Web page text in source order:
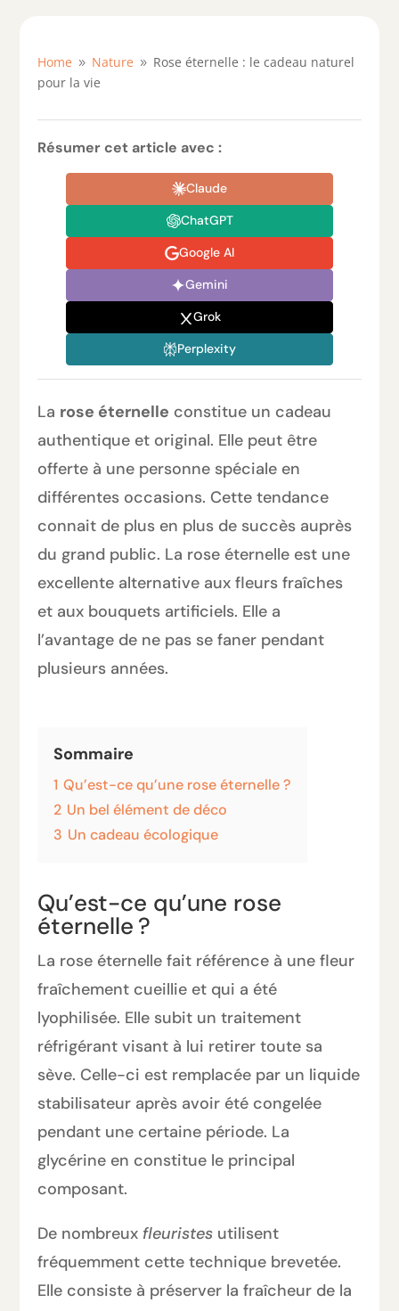
Home 9 Nature 9 Rose éternelle : le cadeau naturel
pour la vie
Résumer cet article avec :
Claude
ChatGPT
Google AI
Gemini
Grok
Perplexity
La rose éternelle constitue un cadeau
authentique et original. Elle peut être
offerte à une personne spéciale en
différentes occasions. Cette tendance
connait de plus en plus de succès auprès
du grand public. La rose éternelle est une
excellente alternative aux fleurs fraîches
et aux bouquets artificiels. Elle a
l’avantage de ne pas se faner pendant
plusieurs années.
Sommaire
1 Qu’est-ce qu’une rose éternelle ?
2 Un bel élément de déco
3 Un cadeau écologique
Qu’est-ce qu’une rose
éternelle ?
La rose éternelle fait référence à une fleur
fraîchement cueillie et qui a été
lyophilisée. Elle subit un traitement
réfrigérant visant à lui retirer toute sa
sève. Celle-ci est remplacée par un liquide
stabilisateur après avoir été congelée
pendant une certaine période. La
glycérine en constitue le principal
composant.
De nombreux fleuristes utilisent
fréquemment cette technique brevetée.
Elle consiste à préserver la fraîcheur de la